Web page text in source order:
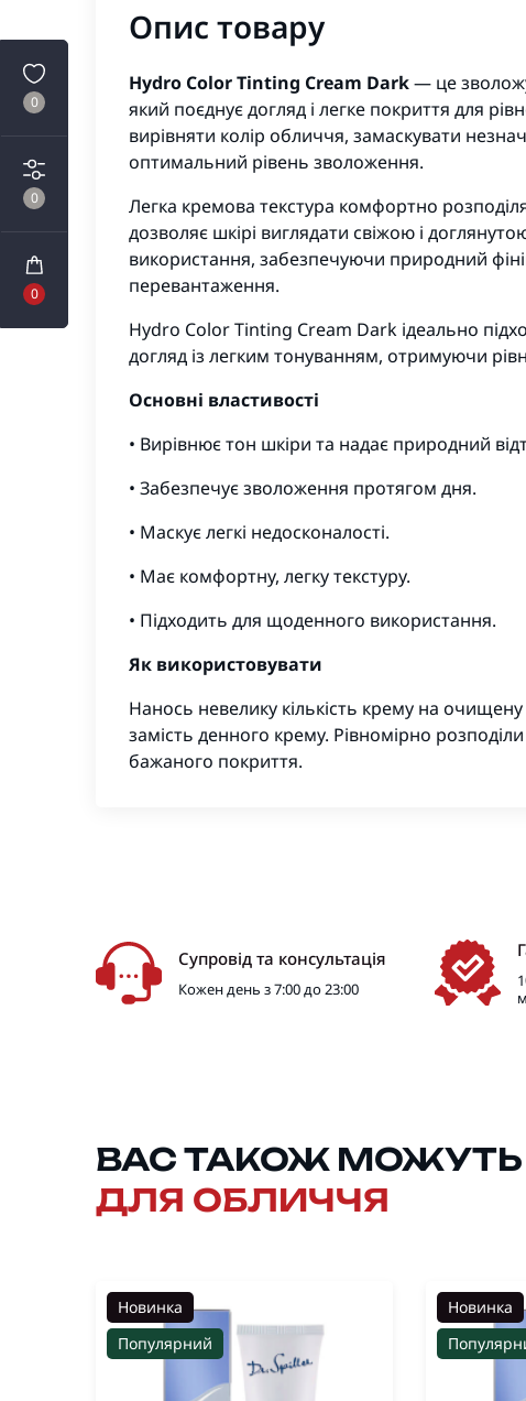
0
0
0
Опис товару
Hydro Color Tinting Cream Dark— це
який поєднує догляд і легке покриття для
вирівняти колір обличчя, замаскувати
оптимальний рівень зволоження.
Легка кремова текстура комфортно
дозволяє шкірі виглядати свіжою і
використання, забезпечуючи природний
перевантаження.
Hydro Color Tinting Cream Dark ідеально
догляд із легким тонуванням, отримуючи
Основні властивості
• Вирівнює тон шкіри та надає природний
• Забезпечує зволоження протягом дня.
• Маскує легкі недосконалості.
• Має комфортну, легку текстуру.
• Підходить для щоденного використання.
Як використовувати
Нанось невелику кількість крему на
замість денного крему. Рівномірно
бажаного покриття.
Супровід та консультація
Кожен день з 7:00 до 23:00
ВАС ТАКОЖ МОЖУТЬ
ДЛЯ ОБЛИЧЧЯ
Новинка
Популярний
Новинка